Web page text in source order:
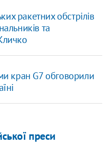
ракетних обстрілів
та
кран G7 обговорили
преси